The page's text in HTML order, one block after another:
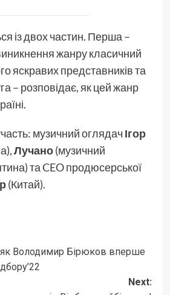
із двох частин. Перша –
жанру класичний
яскравих представників та
– розповідає, як цей жанр
музичний оглядачІгор
Лучано(музичний
та CEO продюсерської
(Китай).
як Володимир Бірюков вперше
Next: